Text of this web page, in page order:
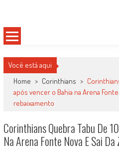
content
Você está aqui
Home > Corinthians >
após vencer o Bahia na Arena
rebaixamento
Corinthians Quebra Tabu De
Na Arena Fonte Nova E Sai